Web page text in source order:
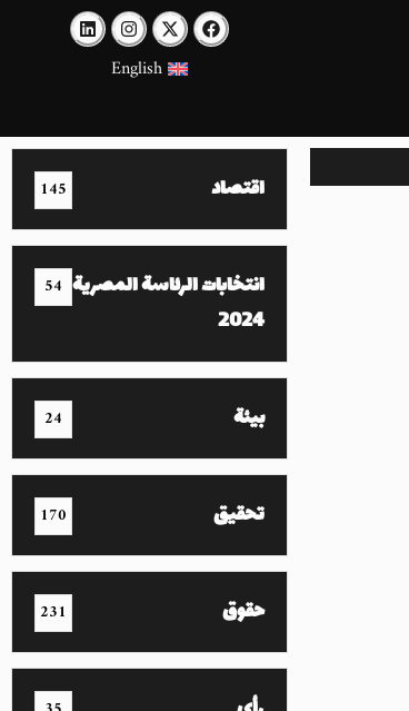
English
اقتصاد 145
انتخابات الرئاسة المصرية
2024
54
بيئة 24
تحقيق 170
حقوق 231